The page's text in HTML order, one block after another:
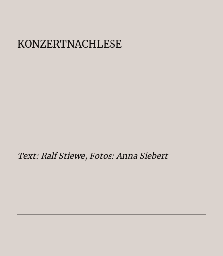
KONZERTNACHLESE
Text: Ralf Stiewe, Fotos: Anna Siebert